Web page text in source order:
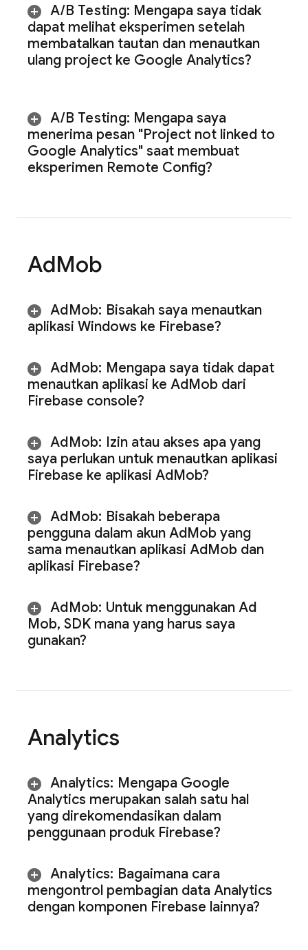
A/B Testing: Mengapa saya tidak
dapat melihat eksperimen setelah
membatalkan tautan dan menautkan
ulang project ke Google Analytics?
A/B Testing: Mengapa saya
menerima pesan "Project not linked to
Google Analytics" saat membuat
eksperimen Remote Config?
AdMob
AdMob: Bisakah saya menautkan
aplikasi Windows ke Firebase?
AdMob: Mengapa saya tidak dapat
menautkan aplikasi ke AdMob dari
Firebase console?
AdMob: Izin atau akses apa yang
saya perlukan untuk menautkan aplikasi
Firebase ke aplikasi AdMob?
AdMob: Bisakah beberapa
pengguna dalam akun AdMob yang
sama menautkan aplikasi AdMob dan
aplikasi Firebase?
AdMob: Untuk menggunakan Ad
Mob, SDK mana yang harus saya
gunakan?
Analytics
Analytics: Mengapa Google
Analytics merupakan salah satu hal
yang direkomendasikan dalam
penggunaan produk Firebase?
Analytics: Bagaimana cara
mengontrol pembagian data Analytics
dengan komponen Firebase lainnya?